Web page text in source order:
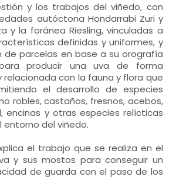
y los trabajos del viñedo, con
autóctona Hondarrabi Zuri y
y la foránea Riesling, vinculadas a
definidas y uniformes, y
de parcelas en base a su orografía
producir una uva de forma
relacionada con la fauna y flora que
el desarrollo de especies
robles, castaños, fresnos, acebos,
encinas y otras especies relícticas
entorno del viñedo.
el trabajo que se realiza en el
y sus mostos para conseguir un
de guarda con el paso de los